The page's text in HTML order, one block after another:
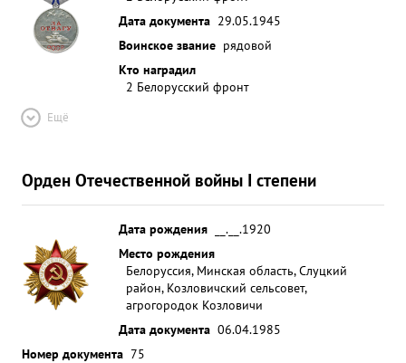
Дата документа 29.05.1945
Воинское звание рядовой
Кто наградил
2 Белорусский фронт
Ещё
Орден Отечественной войны I степени
Дата рождения
__.__.1920
Место рождения
Белоруссия, Минская область, Слуцкий
район, Козловичский сельсовет,
агрогородок Козловичи
Дата документа 06.04.1985
Номер документа 75